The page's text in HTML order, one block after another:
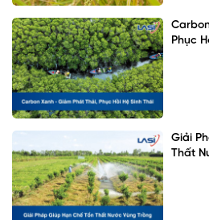
Phục
Giải
Thất